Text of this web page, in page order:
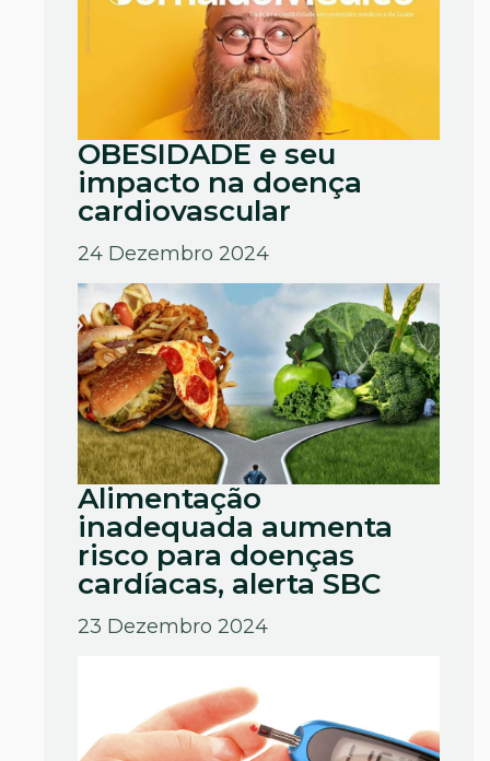
OBESIDADE e seu
impacto na doença
cardiovascular
24 Dezembro 2024
Alimentação
inadequada aumenta
risco para doenças
cardíacas, alerta SBC
23 Dezembro 2024